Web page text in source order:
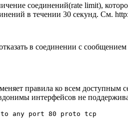
соединений(rate limit),
в течении 30 секунд. См.
в соединении с
правила ко всем доступным
интерфейсов не
any port 80 proto tcp